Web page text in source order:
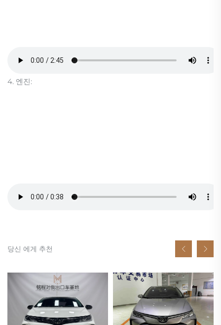
4. 엔진:
당신 에게 추천